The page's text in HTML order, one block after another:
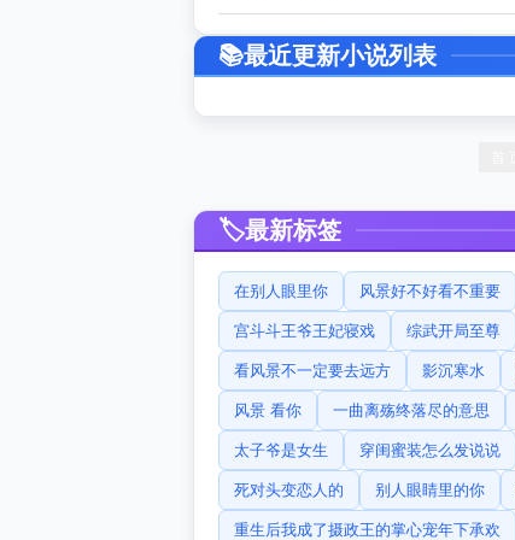
最近更新小说列表
最新标签
在别人眼里你 风景好不好看不重要
宫斗斗王爷王妃寝戏 综武开局至尊
看风景不一定要去远方 影沉寒水
风景 看你 一曲离殇终落尽的意思
太子爷是女生 穿闺蜜装怎么发说说
死对头变恋人的 别人眼睛里的你
重生后我成了摄政王的掌心宠年下承欢